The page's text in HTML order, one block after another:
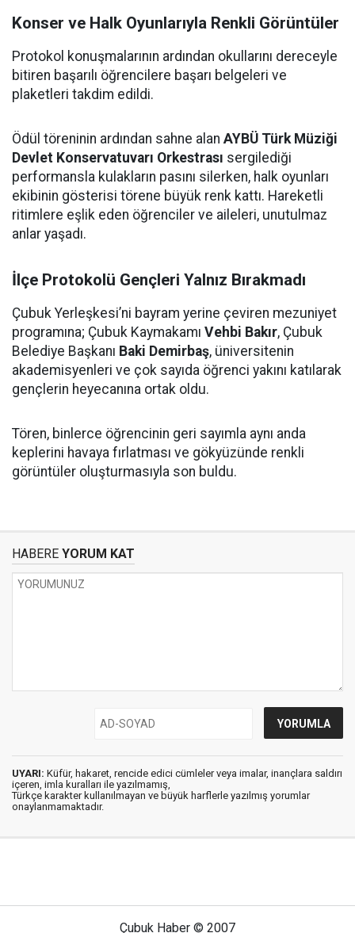
Konser ve Halk Oyunlarıyla Renkli Görüntüler
Protokol konuşmalarının ardından okullarını dereceyle
bitiren başarılı öğrencilere başarı belgeleri ve
plaketleri takdim edildi.
Ödül töreninin ardından sahne alan AYBÜ Türk Müziği
Devlet Konservatuvarı Orkestrası sergilediği
performansla kulakların pasını silerken, halk oyunları
ekibinin gösterisi törene büyük renk kattı. Hareketli
ritimlere eşlik eden öğrenciler ve aileleri, unutulmaz
anlar yaşadı.
İlçe Protokolü Gençleri Yalnız Bırakmadı
Çubuk Yerleşkesi’ni bayram yerine çeviren mezuniyet
programına; Çubuk Kaymakamı Vehbi Bakır, Çubuk
Belediye Başkanı Baki Demirbaş, üniversitenin
akademisyenleri ve çok sayıda öğrenci yakını katılarak
gençlerin heyecanına ortak oldu.
Tören, binlerce öğrencinin geri sayımla aynı anda
keplerini havaya fırlatması ve gökyüzünde renkli
görüntüler oluşturmasıyla son buldu.
HABERE YORUM KAT
UYARI: Küfür, hakaret, rencide edici cümleler veya imalar, inançlara saldırı
içeren, imla kuralları ile yazılmamış,
Türkçe karakter kullanılmayan ve büyük harflerle yazılmış yorumlar
onaylanmamaktadır.
Çubuk Haber © 2007